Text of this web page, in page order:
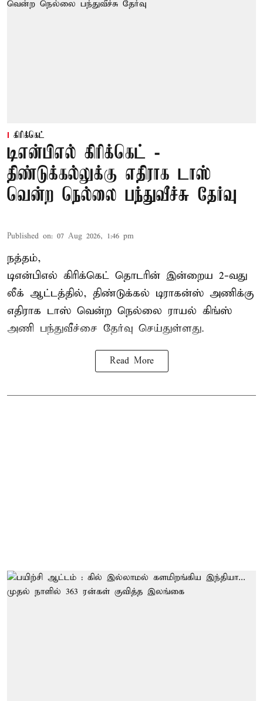
கிரிக்கெட்
டிஎன்பிஎல் கிரிக்கெட் -
திண்டுக்கல்லுக்கு எதிராக டாஸ்
வென்ற நெல்லை பந்துவீச்சு தேர்வு
Published on: 07 Aug 2026, 1:46 pm
நத்தம்,
டிஎன்பிஎல் கிரிக்கெட் தொடரின் இன்றைய 2-வது
லீக் ஆட்டத்தில், திண்டுக்கல் டிராகன்ஸ் அணிக்கு
எதிராக டாஸ் வென்ற நெல்லை ராயல் கிங்ஸ்
அணி பந்துவீச்சை தேர்வு செய்துள்ளது.
Read More